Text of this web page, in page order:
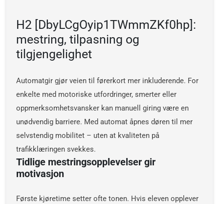
H2 [DbyLCgOyip1TWmmZKf0hp]:
mestring, tilpasning og
tilgjengelighet
Automatgir gjør veien til førerkort mer inkluderende. For
enkelte med motoriske utfordringer, smerter eller
oppmerksomhetsvansker kan manuell giring være en
unødvendig barriere. Med automat åpnes døren til mer
selvstendig mobilitet – uten at kvaliteten på
trafikklæringen svekkes.
Tidlige mestringsopplevelser gir
motivasjon
Første kjøretime setter ofte tonen. Hvis eleven opplever